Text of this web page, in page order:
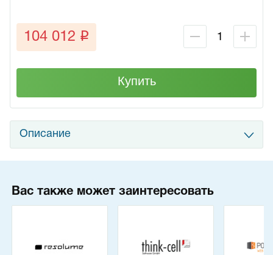
104 012 q
Купить
Описание
Вас также может заинтересовать